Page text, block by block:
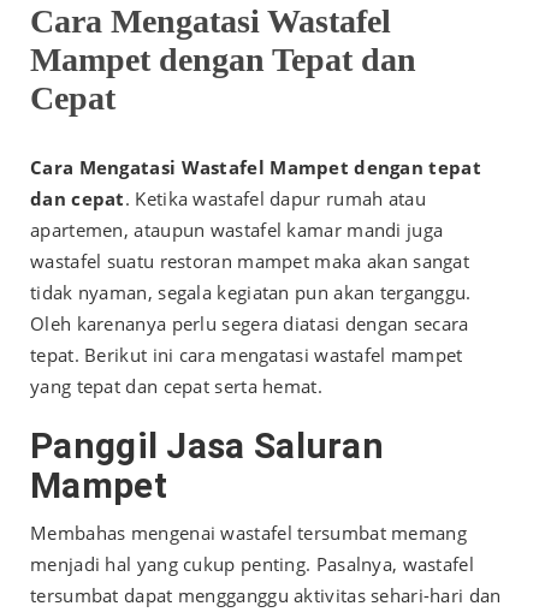
Cara Mengatasi Wastafel
Mampet dengan Tepat dan
Cepat
Cara Mengatasi Wastafel Mampet dengan tepat
dan cepat. Ketika wastafel dapur rumah atau
apartemen, ataupun wastafel kamar mandi juga
wastafel suatu restoran mampet maka akan sangat
tidak nyaman, segala kegiatan pun akan terganggu.
Oleh karenanya perlu segera diatasi dengan secara
tepat. Berikut ini cara mengatasi wastafel mampet
yang tepat dan cepat serta hemat.
Panggil Jasa Saluran
Mampet
Membahas mengenaiwastafel tersumbat memang
menjadi hal yang cukup penting. Pasalnya, wastafel
tersumbat dapat mengganggu aktivitas sehari-hari dan